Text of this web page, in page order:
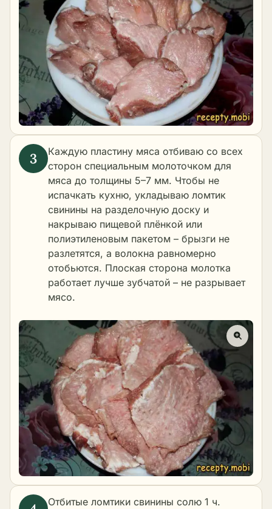
Каждую пластину мяса отбиваю со всех
сторон специальным молоточком для
мяса до толщины 5–7 мм. Чтобы не
испачкать кухню, укладываю ломтик
свинины на разделочную доску и
накрываю пищевой плёнкой или
полиэтиленовым пакетом – брызги не
разлетятся, а волокна равномерно
отобьются. Плоская сторона молотка
работает лучше зубчатой – не разрывает
мясо.
Отбитые ломтики свинины солю 1 ч.